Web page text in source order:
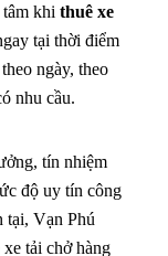
khi thuê xe
tại thời điểm
ngày, theo
nhu cầu.
tín nhiệm
độ uy tín công
tại, Vạn Phú
tải chở hàng